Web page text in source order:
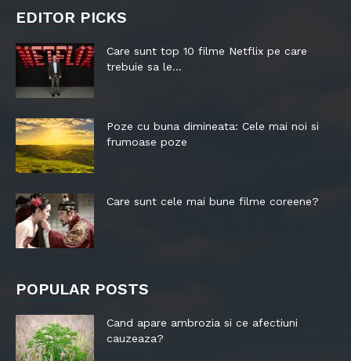
EDITOR PICKS
Care sunt top 10 filme Netflix pe care
trebuie sa le...
Poze cu buna dimineata: Cele mai noi si
frumoase poze
Care sunt cele mai bune filme coreene?
POPULAR POSTS
Cand apare ambrozia si ce afectiuni
cauzeaza?